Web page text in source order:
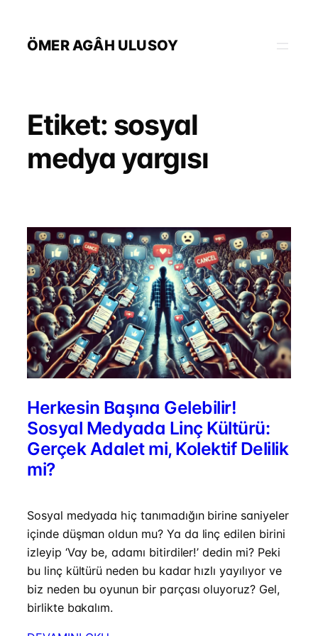
ÖMER AGÂH ULUSOY
Etiket: sosyal
medya yargısı
Herkesin Başına Gelebilir!
Sosyal Medyada Linç Kültürü:
Gerçek Adalet mi, Kolektif Delilik
mi?
Sosyal medyada hiç tanımadığın birine saniyeler
içinde düşman oldun mu? Ya da linç edilen birini
izleyip ‘Vay be, adamı bitirdiler!’ dedin mi? Peki
bu linç kültürü neden bu kadar hızlı yayılıyor ve
biz neden bu oyunun bir parçası oluyoruz? Gel,
birlikte bakalım.